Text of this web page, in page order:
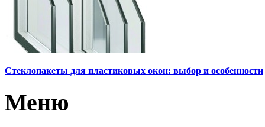
Стеклопакеты для пластиковых окон: выбор и особенности
Меню